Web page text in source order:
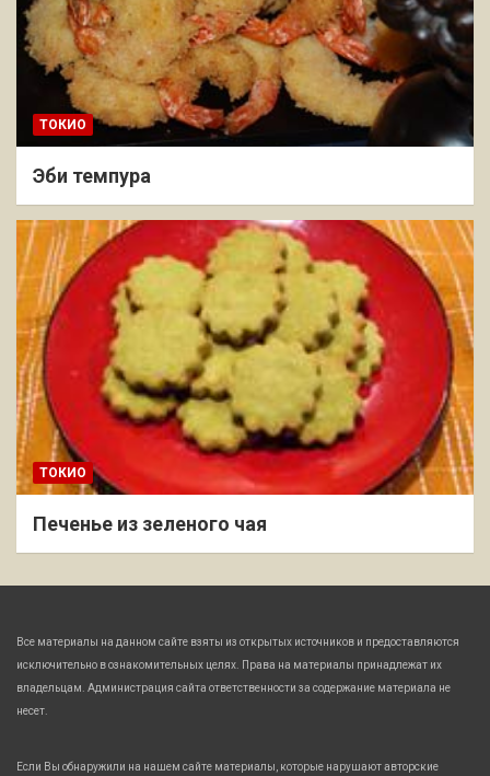
ТОКИО
Эби темпура
ТОКИО
Печенье из зеленого чая
Все материалы на данном сайте взяты из открытых источников и предоставляются
исключительно в ознакомительных целях. Права на материалы принадлежат их
владельцам. Администрация сайта ответственности за содержание материала не
несет.
Если Вы обнаружили на нашем сайте материалы, которые нарушают авторские